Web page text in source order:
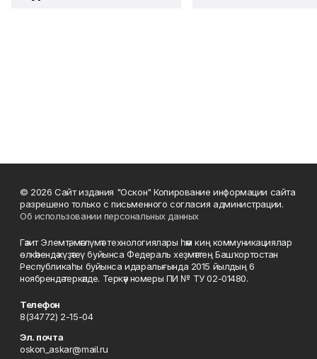
© 2026 Сайт издания "Оскон" Копирование информации сайта
разрешено только с письменного согласия администрации.
Об использовании персональных данных
Гәзит Элемтә, мәғлүмәт технологиялары һәм киң коммуникациялар
өлкәһендә күҙәтеү буйынса Федераль хеҙмәттең Башҡортостан
Республикаһы буйынса идаралығында 2015 йылдың 6
ноябрендә теркәлде. Теркәү номеры ПИ № ТУ 02-01480.
Телефон
8(34772) 2-15-04
Эл. почта
oskon_askar@mail.ru